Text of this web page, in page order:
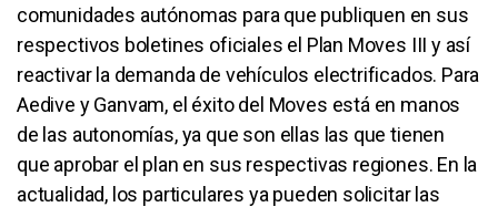
comunidades autónomas para que publiquen en sus
respectivos boletines oficiales el Plan Moves III y así
reactivar la demanda de vehículos electrificados. Para
Aedive y Ganvam, el éxito del Moves está en manos
de las autonomías, ya que son ellas las que tienen
que aprobar el plan en sus respectivas regiones. En la
actualidad, los particulares ya pueden solicitar las